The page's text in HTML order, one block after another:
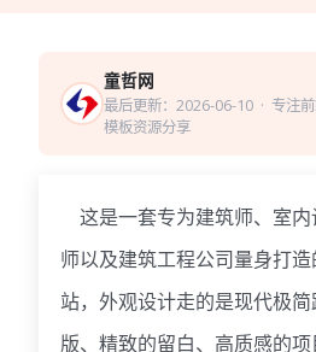
童哲网
最后更新：2026-06-10· 专注
模板资源分享
这是一套专为建筑师、室
师以及建筑工程公司量身打
站，外观设计走的是现代极
版、精致的留白、高质感的